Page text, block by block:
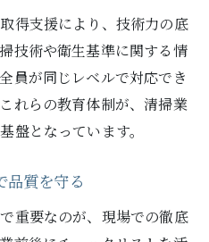
得支援により、技術力の底
技術や衛生基準に関する情
員が同じレベルで対応でき
れらの教育体制が、清掃業
盤となっています。
品質を守る
重要なのが、現場での徹底